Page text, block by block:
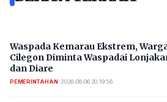
Waspada Kemarau Ekstrem,
Cilegon Diminta Waspadai
dan Diare
PEMERINTAHAN• 2026-08-06 20:19:56